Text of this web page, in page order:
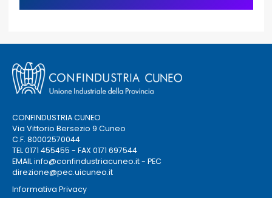
CONFINDUSTRIA CUNEO
Via Vittorio Bersezio 9 Cuneo
C.F. 80002570044
TEL 0171 455455 - FAX 0171 697544
EMAILinfo@confindustriacuneo.it- PEC
direzione@pec.uicuneo.it
Informativa Privacy